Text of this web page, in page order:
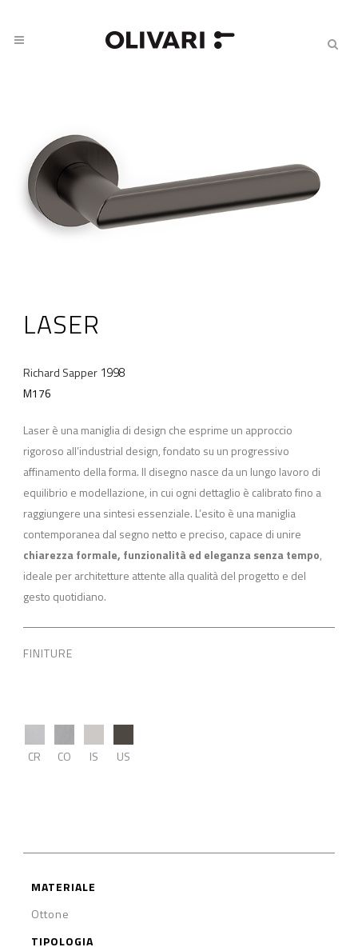
LASER
Richard Sapper1998
M176
Laser è una maniglia di design che esprime un approccio
rigoroso all’industrial design, fondato su un progressivo
affinamento della forma. Il disegno nasce da un lungo lavoro di
equilibrio e modellazione, in cui ogni dettaglio è calibrato fino a
raggiungere una sintesi essenziale. L’esito è una maniglia
contemporanea dal segno netto e preciso, capace di unire
chiarezza formale, funzionalità ed eleganza senza tempo,
ideale per architetture attente alla qualità del progetto e del
gesto quotidiano.
FINITURE
CR CO IS US
MATERIALE
Ottone
TIPOLOGIA